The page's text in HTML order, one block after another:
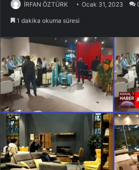
İRFAN ÖZTÜRK Ocak 31, 2023
1 dakika okuma süresi